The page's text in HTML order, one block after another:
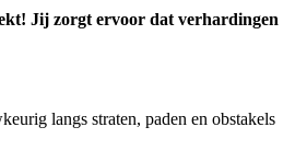
Jij zorgt ervoor dat verhardingen
langs straten, paden en obstakels